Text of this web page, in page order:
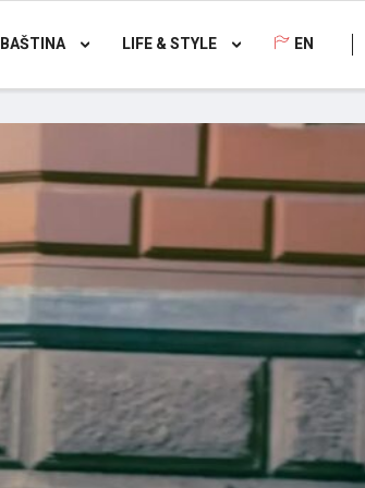
BAŠTINA LIFE & STYLE EN